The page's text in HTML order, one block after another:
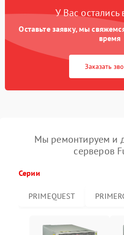
У Вас
Оставьте заявку, мы
время
Заказать
Мы ремонтируем и
серверов
Серии
PRIMEQUEST